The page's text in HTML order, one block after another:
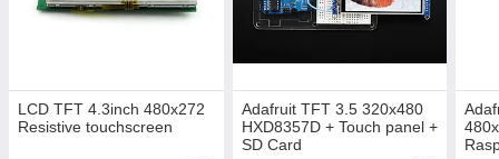
LCD TFT 4.3inch 480x272
Resistive touchscreen
Adafruit TFT 3.5 320x480
HXD8357D + Touch panel +
SD Card